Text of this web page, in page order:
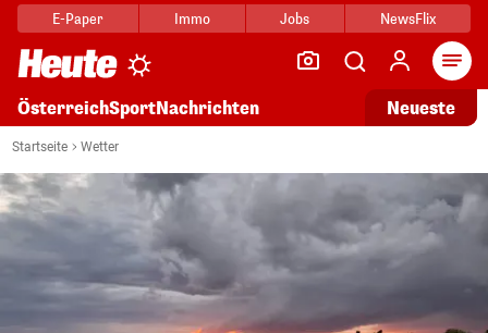
E-Paper Immo Jobs NewsFlix
ÖsterreichSportNachrichten Neueste
Startseite Wetter